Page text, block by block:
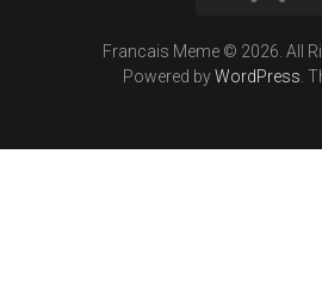
Francais Meme © 2026. All
Powered byWordPress .